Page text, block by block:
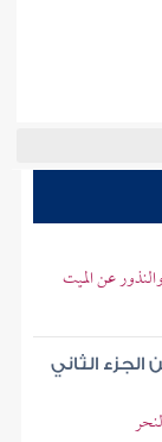
عن الميت
الثاني